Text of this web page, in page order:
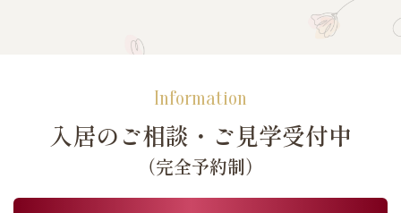
Information
入居のご相談・ご見学受付中
（完全予約制）